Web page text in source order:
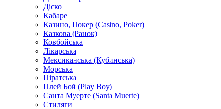
Діско
Кабаре
Казино, Покер (Casino, Poker)
Казкова (Ранок)
Ковбойська
Лікарська
Мексиканська (Кубинська)
Морська
Піратська
Плей Бой (Play Boy)
Санта Муерте (Santa Muerte)
Стиляги